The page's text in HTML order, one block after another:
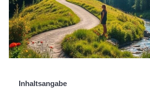
Inhaltsangabe